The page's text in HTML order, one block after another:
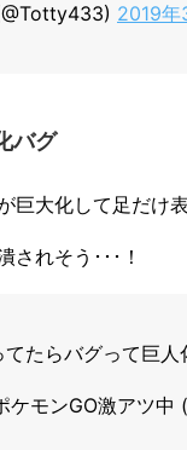
2019年
バグ
巨大化して足だけ
されそう･･･！
てたらバグって巨
モンGO激アツ中